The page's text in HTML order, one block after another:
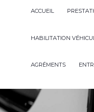
ACCUEIL
HABILITATION
AGRÉMENTS